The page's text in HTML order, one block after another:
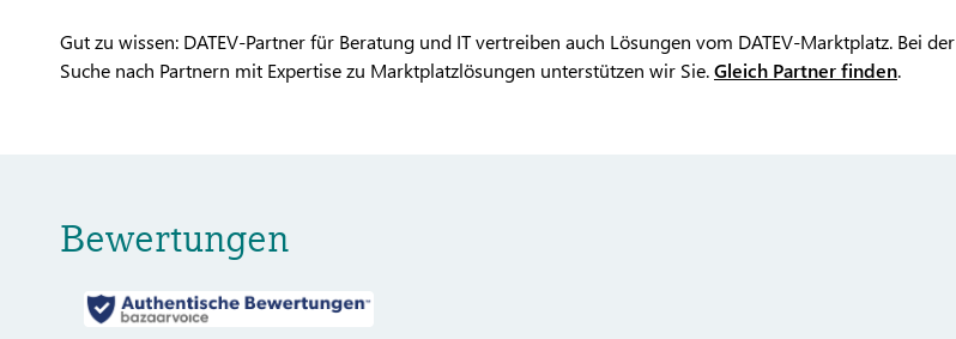
Gut zu wissen: DATEV-Partner für Beratung und IT vertreiben auch Lösungen vom DATEV-Marktplatz. Bei der
Suche nach Partnern mit Expertise zu Marktplatzlösungen unterstützen wir Sie.Gleich Partner finden.
Bewertungen